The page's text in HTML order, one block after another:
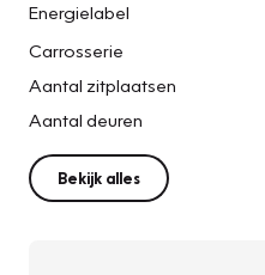
Energielabel
Carrosserie
Aantal zitplaatsen
Aantal deuren
Bekijk alles